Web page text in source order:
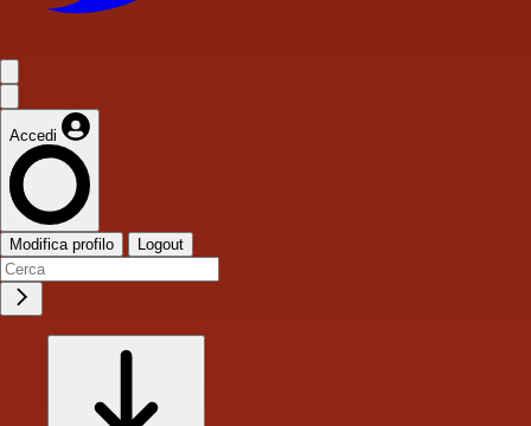
Accedi
Modifica profilo Logout